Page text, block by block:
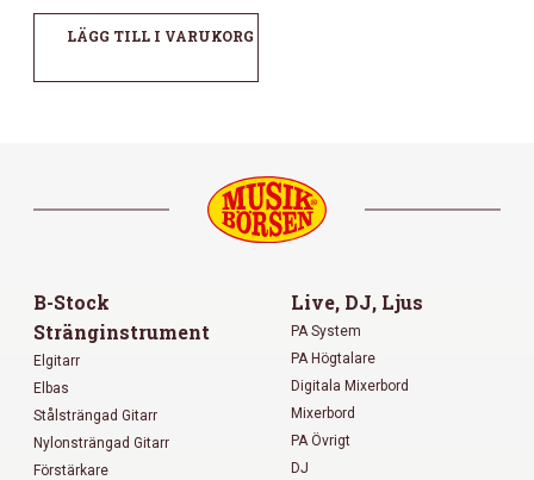
LÄGG TILL I VARUKORG
B-Stock
Stränginstrument
Elgitarr
Elbas
Stålsträngad Gitarr
Nylonsträngad Gitarr
Förstärkare
Live, DJ, Ljus
PA System
PA Högtalare
Digitala Mixerbord
Mixerbord
PA Övrigt
DJ